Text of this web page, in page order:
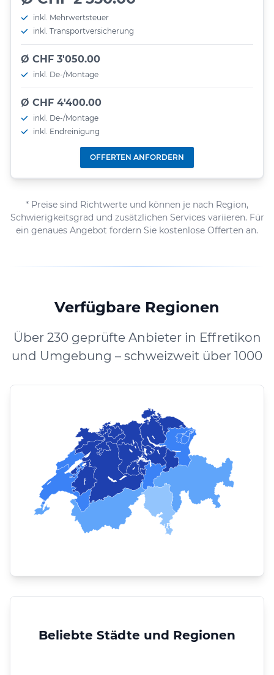
inkl. Mehrwertsteuer
inkl. Transportversicherung
Ø CHF 3'050.00
inkl. De-/Montage
Ø CHF 4'400.00
inkl. De-/Montage
inkl. Endreinigung
OFFERTEN ANFORDERN
* Preise sind Richtwerte und können je nach Region,
Schwierigkeitsgrad und zusätzlichen Services variieren. Für
ein genaues Angebot fordern Sie kostenlose Offerten an.
Verfügbare Regionen
Über 230 geprüfte Anbieter in Effretikon
und Umgebung – schweizweit über 1000
Beliebte Städte und Regionen